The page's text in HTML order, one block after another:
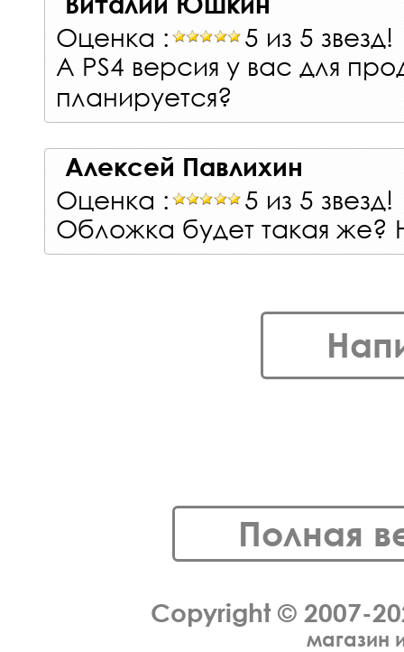
Оценка :
5 из 5 звезд!
А PS4 версия у вас для
планируется?
Алексей Павлихин
Оценка :
5 из 5 звезд!
Обложка будет такая же?
Полная
Copyright © 2007-
магазин